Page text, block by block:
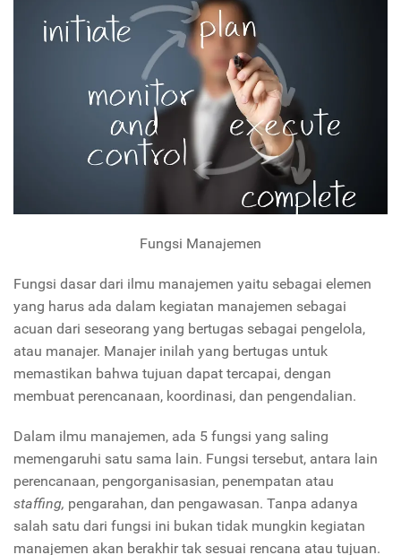
Fungsi Manajemen
Fungsi dasar dari ilmu manajemen yaitu sebagai elemen
yang harus ada dalam kegiatan manajemen sebagai
acuan dari seseorang yang bertugas sebagai pengelola,
atau manajer. Manajer inilah yang bertugas untuk
memastikan bahwa tujuan dapat tercapai, dengan
membuat perencanaan, koordinasi, dan pengendalian.
Dalam ilmu manajemen, ada 5 fungsi yang saling
memengaruhi satu sama lain. Fungsi tersebut, antara lain
perencanaan, pengorganisasian, penempatan atau
staffing, pengarahan, dan pengawasan. Tanpa adanya
salah satu dari fungsi ini bukan tidak mungkin kegiatan
manajemen akan berakhir tak sesuai rencana atau tujuan.